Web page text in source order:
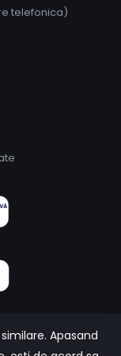
telefonica)
Apasand